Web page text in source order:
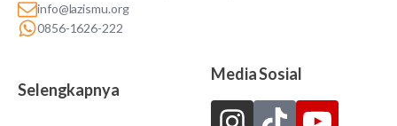
info@lazismu.org
0856-1626-222
Selengkapnya
Media Sosial